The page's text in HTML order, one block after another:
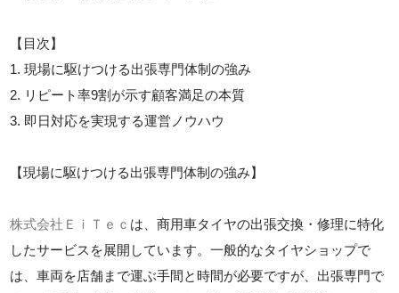
【目次】
1. 現場に駆けつける出張専門体制の強み
2. リピート率9割が示す顧客満足の本質
3. 即日対応を実現する運営ノウハウ
【現場に駆けつける出張専門体制の強み】
株式会社ＥｉＴｅｃ は、商用車タイヤの出張交換・修理に特化
したサービスを展開しています。一般的なタイヤショップで
は、車両を店舗まで運ぶ手間と時間が必要ですが、出張専門で